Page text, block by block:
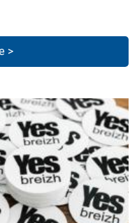
>